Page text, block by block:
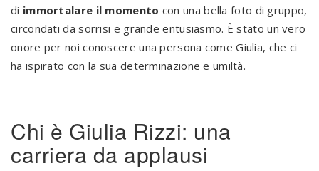
di immortalare il momento con una bella foto di gruppo,
circondati da sorrisi e grande entusiasmo. È stato un vero
onore per noi conoscere una persona come Giulia, che ci
ha ispirato con la sua determinazione e umiltà.
Chi è Giulia Rizzi: una
carriera da applausi